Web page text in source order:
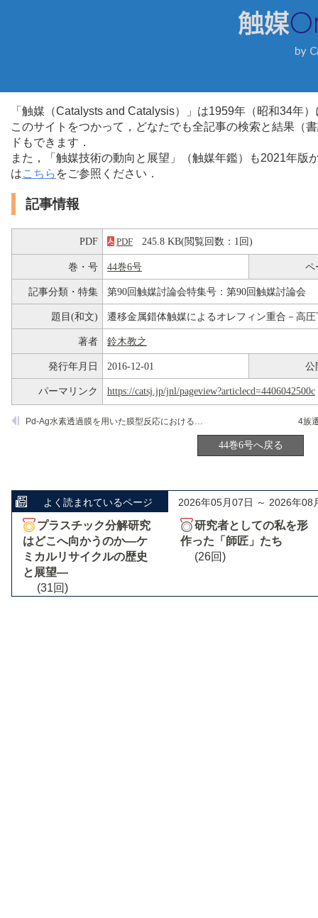
「触媒（Catalysts and Catalysis）」は1959年（昭和34年
このサイトをつかって，どなたでも全記事の検索と結果（
ドもできます．
また，「触媒技術の動向と展望」（触媒年鑑）も2021年
はこちら をご参照ください．
記事情報
PDF PDF 245.8 KB(閲覧回数：1回)
巻・号 44巻6号 ペ
記事分類・特集 第90回触媒討論会特集号：第90回触媒討論会
題目(和文) 遷移金属錯体触媒によるオレフィン重合－高
著者 鈴木教之
発行年月日 2016-12-01 公
パーマリンク https://catsj.jp/jnl/pageview?articlecd=4406042500c
Pd-Ag水素透過膜を用いた膜型反応における水素透過性能とCH4分解活性
44巻6号へ戻る
よく読まれているページ 2026年05月07日 ～ 2026年08
プラスチック分解研究
はどこへ向かうのか―ケ
ミカルリサイクルの歴史
と展望―
(31回)
研究者としての私を形
作った「師匠」たち
(26回)